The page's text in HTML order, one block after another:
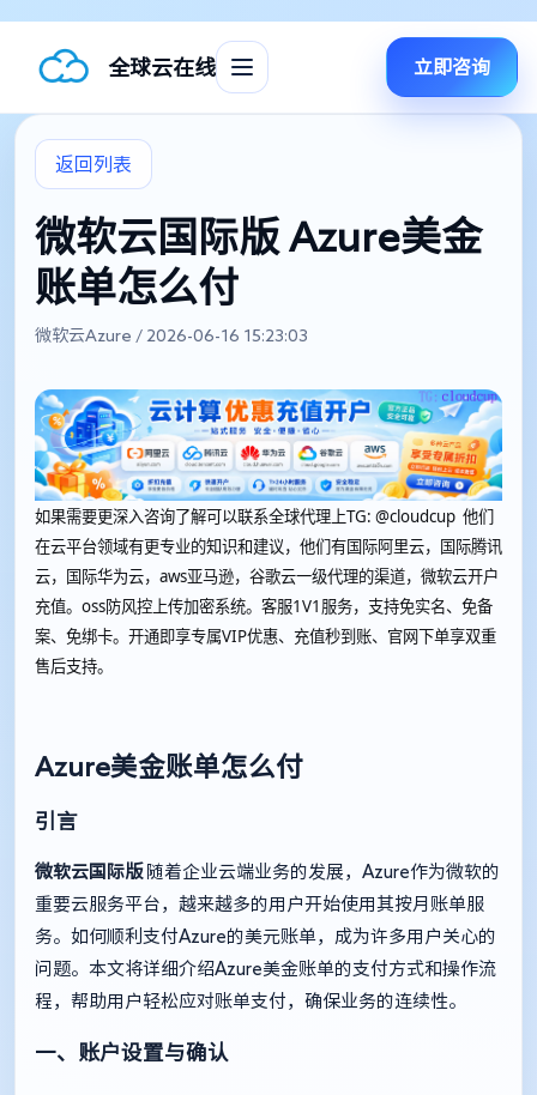
全球云在线 立即咨询
返回列表
微软云国际版 Azure美金
账单怎么付
微软云Azure / 2026-06-16 15:23:03
如果需要更深入咨询了解可以联系全球代理上TG: @cloudcup 他们
在云平台领域有更专业的知识和建议，他们有国际阿里云，国际腾讯
云，国际华为云，aws亚马逊，谷歌云一级代理的渠道，微软云开户
充值。oss防风控上传加密系统。客服1V1服务，支持免实名、免备
案、免绑卡。开通即享专属VIP优惠、充值秒到账、官网下单享双重
售后支持。
Azure美金账单怎么付
引言
微软云国际版随着企业云端业务的发展，Azure作为微软的
重要云服务平台，越来越多的用户开始使用其按月账单服
务。如何顺利支付Azure的美元账单，成为许多用户关心的
问题。本文将详细介绍Azure美金账单的支付方式和操作流
程，帮助用户轻松应对账单支付，确保业务的连续性。
一、账户设置与确认